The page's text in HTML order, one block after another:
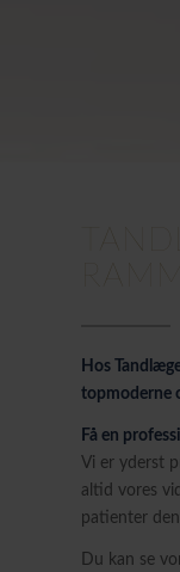
Hos
topmoderne
Få en
Vi er yderst
altid vores
patienter
Du kan se